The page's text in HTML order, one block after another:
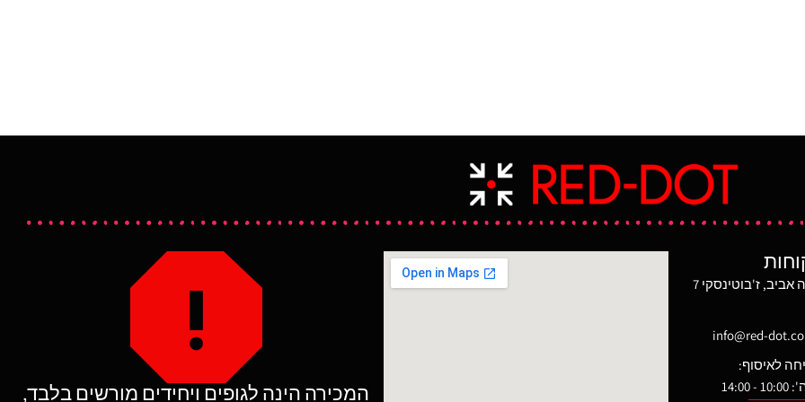
מגדל משה אביב, ז'בוטינסקי 7
info@red-
לאיסוף:
המכירה הינה לגופים ויחידים מורשים בלבד,